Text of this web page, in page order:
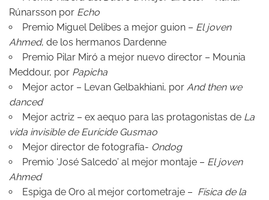
Rúnarsson por Echo
Premio Miguel Delibes a mejor guion – El joven
Ahmed, de los hermanos Dardenne
Premio Pilar Miró a mejor nuevo director – Mounia
Meddour, por Papicha
Mejor actor – Levan Gelbakhiani, por And then we
danced
Mejor actriz – ex aequo para las protagonistas de La
vida invisible de Eurícide Gusmao
Mejor director de fotografía- Ondog
Premio ‘José Salcedo’ al mejor montaje – El joven
Ahmed
Espiga de Oro al mejor cortometraje – Física de la